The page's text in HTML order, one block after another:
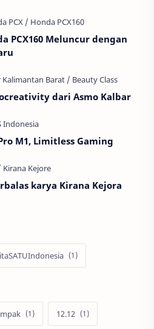
PCX160 Meluncur dengan
dari Asmo Kalbar
M1, Limitless Gaming
karya Kirana Kejora
12.12